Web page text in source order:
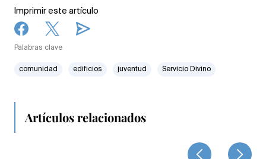
Imprimir este artículo
Palabras clave
comunidad edificios juventud Servicio Divino
Artículos relacionados